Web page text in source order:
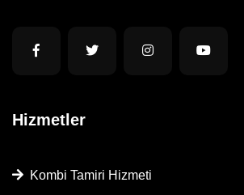
Hizmetler
Kombi Tamiri Hizmeti